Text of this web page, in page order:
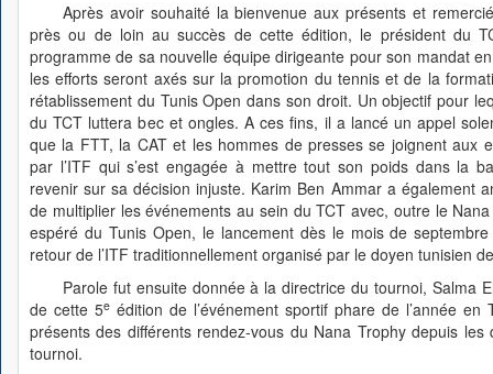
Après avoir souhaité la bienvenue aux présents et
près ou de loin au succès de cette édition, le président du
programme de sa nouvelle équipe dirigeante pour son mandat
les efforts seront axés sur la promotion du tennis et de la
rétablissement du Tunis Open dans son droit. Un objectif pour
du TCT luttera bec et ongles. A ces fins, il a lancé un appel
que la FTT, la CAT et les hommes de presses se joignent aux
par l’ITF qui s’est engagée à mettre tout son poids dans la
revenir sur sa décision injuste. Karim Ben Ammar a également
de multiplier les événements au sein du TCT avec, outre le
espéré du Tunis Open, le lancement dès le mois de
retour de l’ITF traditionnellement organisé par le doyen tunisien
Parole fut ensuite donnée à la directrice du tournoi, Salma
de cette 5e édition de l’événement sportif phare de l’année
présents des différents rendez-vous du Nana Trophy depuis les
tournoi.